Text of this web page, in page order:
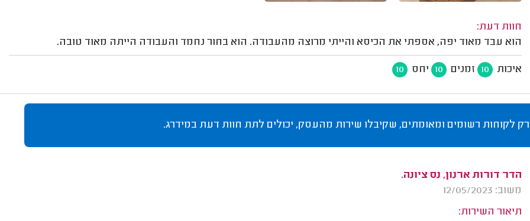
חוות דעת:
הוא עבד מאוד יפה, אספתי את הכיסא והייתי מרוצה מהעבודה. הוא בחור נחמד והעבודה הייתה מאוד טובה.
איכות 10 זמנים 10 יחס 10
רק לקוחות רשומים ומאומתים, שקיבלו שירות מהעסק, יכולים לתת חוות דעת במידרג.
הדר דורות ארנון, נס ציונה.
משוב: 12/05/2023
תיאור השירות: